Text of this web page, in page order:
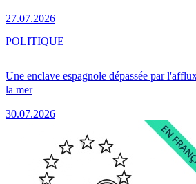
27.07.2026
Une enclave espagnole dépassée par
la mer
30.07.2026
POLITIQUE